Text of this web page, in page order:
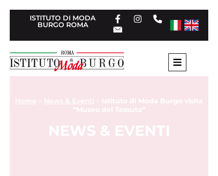
ISTITUTO DI MODA
BURGO ROMA
Home News & Eventi
Istituto di Moda Burgo visita
“Museo del Tessuto”
NEWS & EVENTI